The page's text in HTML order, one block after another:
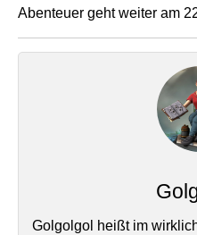
Abenteuer geht weiter am
Golgolgol heißt im